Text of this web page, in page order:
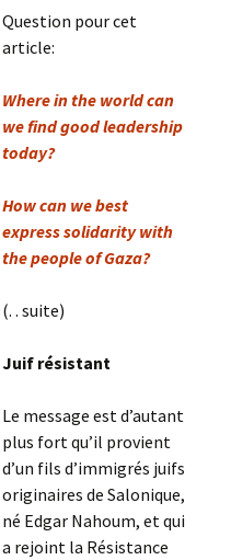
Question pour cet
article:
Where in the world can
we find good leadership
today?
How can we best
express solidarity with
the people of Gaza?
(. . suite)
Juif résistant
Le message est d’autant
plus fort qu’il provient
d’un fils d’immigrés juifs
originaires de Salonique,
né Edgar Nahoum, et qui
a rejoint la Résistance